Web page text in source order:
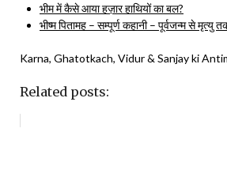
भीम में कैसे आया हज़ार हाथियों का बल?
भीष्म पितामह – सम्पूर्ण कहानी – पूर्वजन्म से मृत्यु
Karna, Ghatotkach, Vidur & Sanjay ki
Related posts: